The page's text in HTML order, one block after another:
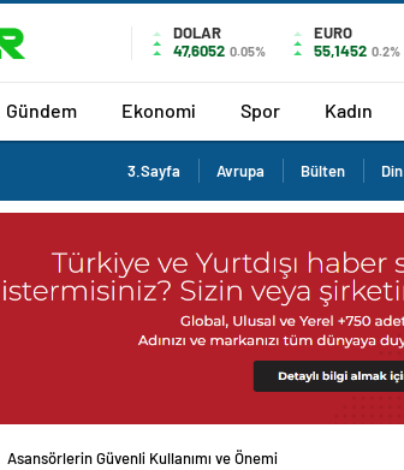
DOLAR
47,6052 0.05%
EURO
55,1452 0.2%
Gündem Ekonomi Spor Kadın
3.Sayfa Avrupa Bülten Din
Asansörlerin Güvenli Kullanımı ve Önemi